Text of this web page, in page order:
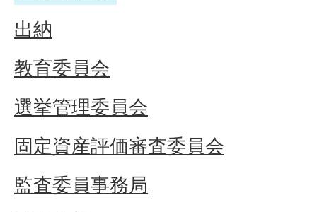
出納
教育委員会
選挙管理委員会
固定資産評価審査委員会
監査委員事務局